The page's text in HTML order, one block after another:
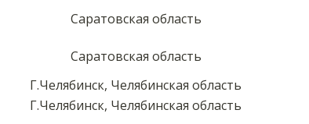
Саратовская область
Саратовская область
Г.Челябинск, Челябинская область
Г.Челябинск, Челябинская область